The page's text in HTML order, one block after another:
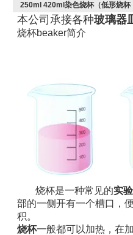
250ml 420ml染色烧杯（低形烧杯
本公司承接各种玻璃器
烧杯beaker简介
烧杯是一种常见的实
部的一侧开有一个槽口，
积。
烧杯一般都可以加热，在